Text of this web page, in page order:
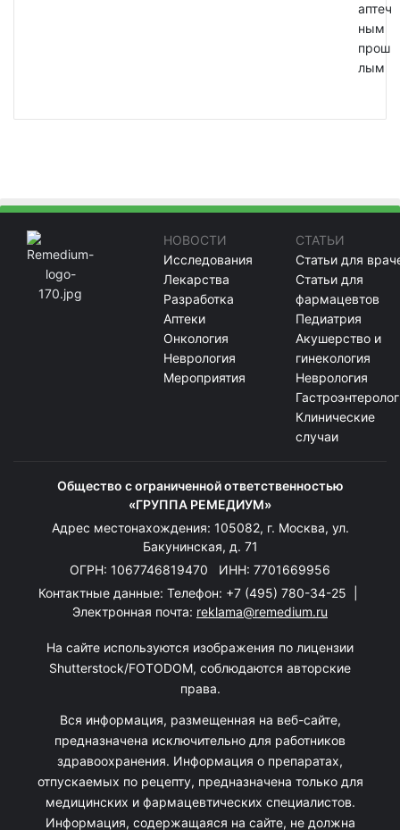
аптеч
ным
прош
лым
НОВОСТИ
Исследования
Лекарства
Разработка
Аптеки
Онкология
Неврология
Мероприятия
СТАТЬИ
Статьи для
Статьи для
фармацевтов
Педиатрия
Акушерство и
гинекология
Неврология
Клинические
случаи
Общество с ограниченной ответственностью
«ГРУППА РЕМЕДИУМ»
Адрес местонахождения: 105082, г. Москва, ул.
Бакунинская, д. 71
ОГРН: 1067746819470 ИНН: 7701669956
Контактные данные: Телефон: +7 (495) 780-34-25
Электронная почта: reklama@remedium.ru
На сайте используются изображения по лицензии
Shutterstock/FOTODOM, соблюдаются авторские
права.
Вся информация, размещенная на веб-сайте,
предназначена исключительно для работников
здравоохранения. Информация о препаратах,
отпускаемых по рецепту, предназначена только для
медицинских и фармацевтических специалистов.
Информация, содержащаяся на сайте, не должна